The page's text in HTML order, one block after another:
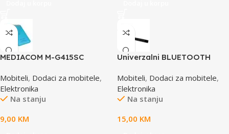
MEDIACOM M-G415SC
navlaka za smartphone G415
Mobiteli, Dodaci za mobitele,
Elektronika
Na stanju
9,00 KM
Univerzalni BLUETOOTH
ESPERANZA, za mobitel,
teleskopski 23.5-105cm,
EMM115
Mobiteli, Dodaci za mobitele,
Elektronika
Na stanju
15,00 KM